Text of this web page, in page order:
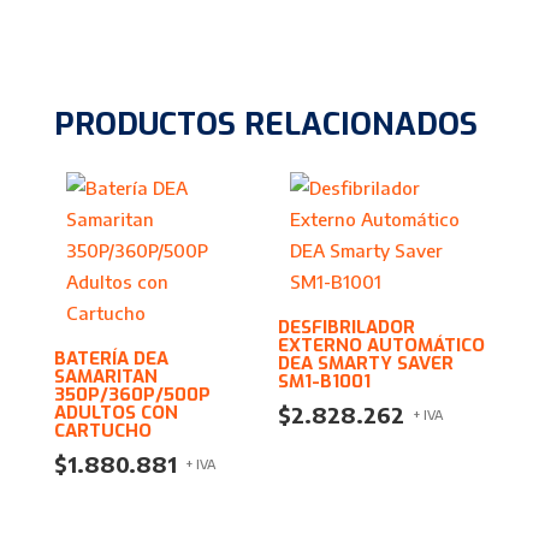
PRODUCTOS RELACIONADOS
BATERÍA DEA
SAMARITAN
350P/360P/500P
ADULTOS CON
CARTUCHO
$1.880.881 + IVA
DESFIBRILADOR
EXTERNO AUTOMÁTICO
DEA SMARTY SAVER
SM1-B1001
$2.828.262 + IVA